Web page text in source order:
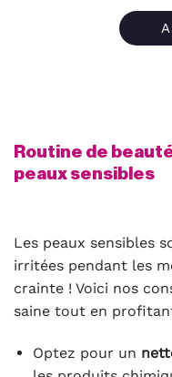
Routine de
peaux sensibles
Les peaux sensibles
irritées pendant les
crainte ! Voici nos
saine tout en
Optez pour un